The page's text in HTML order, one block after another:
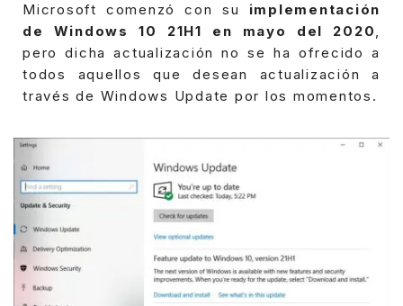
Microsoft comenzó con su implementación
de Windows 10 21H1 en mayo del 2020,
pero dicha actualización no se ha ofrecido a
todos aquellos que desean actualización a
través de Windows Update por los momentos.